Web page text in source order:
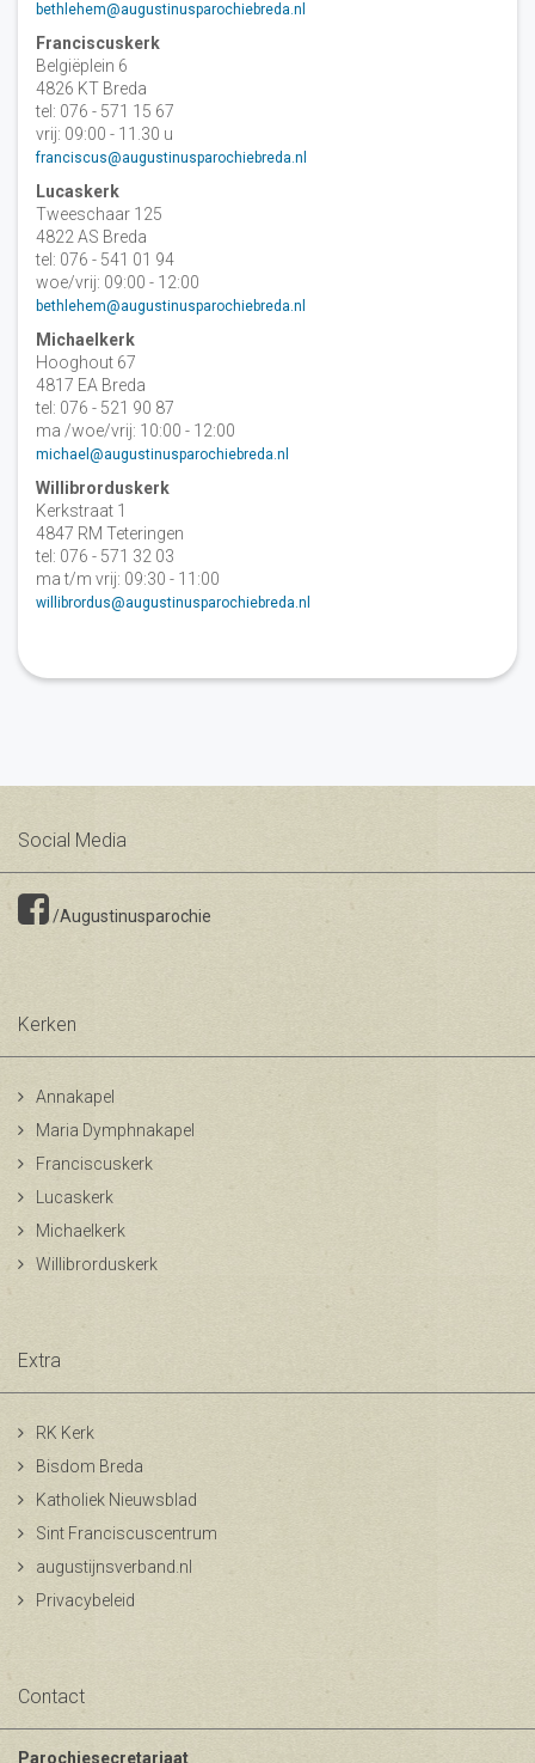
bethlehem@augustinusparochiebreda.nl
Franciscuskerk
Belgiëplein 6
4826 KT Breda
tel: 076 - 571 15 67
vrij: 09:00 - 11.30 u
franciscus@augustinusparochiebreda.nl
Lucaskerk
Tweeschaar 125
4822 AS Breda
tel: 076 - 541 01 94
woe/vrij: 09:00 - 12:00
bethlehem@augustinusparochiebreda.nl
Michaelkerk
Hooghout 67
4817 EA Breda
tel: 076 - 521 90 87
ma /woe/vrij: 10:00 - 12:00
michael@augustinusparochiebreda.nl
Willibrorduskerk
Kerkstraat 1
4847 RM Teteringen
tel: 076 - 571 32 03
ma t/m vrij: 09:30 - 11:00
willibrordus@augustinusparochiebreda.nl
Social Media
/Augustinusparochie
Kerken
Annakapel
Maria Dymphnakapel
Franciscuskerk
Lucaskerk
Michaelkerk
Willibrorduskerk
Extra
RK Kerk
Bisdom Breda
Katholiek Nieuwsblad
Sint Franciscuscentrum
augustijnsverband.nl
Privacybeleid
Contact
Parochiesecretariaat